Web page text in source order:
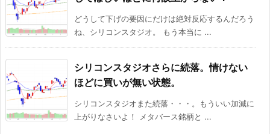
どうして下げの要因にだけは絶対反応するんだろう
ね、シリコンスタジオ。 もう本当に ...
シリコンスタジオさらに続落。情けない
ほどに買いが無い状態。
シリコンスタジオまた続落・・・。もういい加減に
上がりなさいよ！ メタバース銘柄と ...